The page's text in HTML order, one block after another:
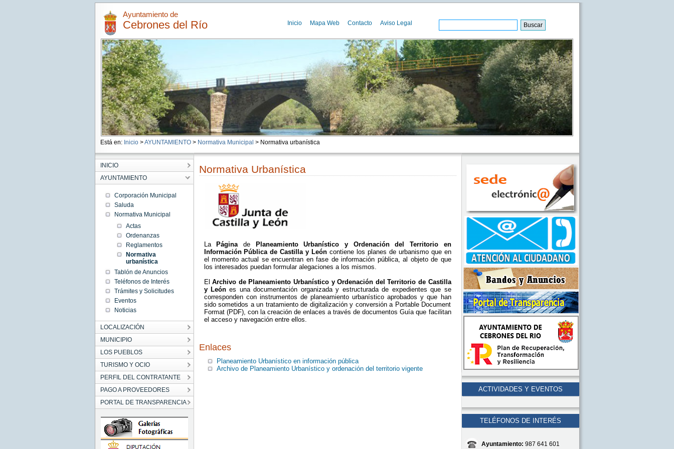
Ayuntamiento de
Cebrones del Río Inicio Mapa Web Contacto Aviso Legal
Está en: Inicio >AYUNTAMIENTO> Normativa Municipal > Normativa urbanística
INICIO
AYUNTAMIENTO
Corporación Municipal
Saluda
Normativa Municipal
Actas
Ordenanzas
Reglamentos
Normativa
urbanística
Tablón de Anuncios
Teléfonos de Interés
Trámites y Solicitudes
Eventos
Noticias
LOCALIZACIÓN
MUNICIPIO
LOS PUEBLOS
TURISMO Y OCIO
PERFIL DEL CONTRATANTE
PAGO A PROVEEDORES
PORTAL DE TRANSPARENCIA
Normativa Urbanística
La Página de
Planeamiento Urbanístico y Ordenación del Territorio en
Información Pública de Castilla y León contiene los planes de urbanismo que en
el momento actual se encuentran en fase de información pública, al objeto de que
los interesados puedan formular alegaciones a los mismos.
ElArchivo de Planeamiento Urbanístico y Ordenación del Territorio de Castilla
y Leónes una documentación organizada y estructurada de expedientes que se
corresponden con instrumentos de planeamiento urbanístico aprobados y que han
sido sometidos a un tratamiento de digitalización y conversión a Portable Document
Format (PDF), con la creación de enlaces a través de documentos Guía que facilitan
el acceso y navegación entre ellos.
Enlaces
Planeamiento Urbanístico en información pública
Archivo de Planeamiento Urbanístico y ordenación del territorio vigente
ACTIVIDADES Y EVENTOS
TELÉFONOS DE INTERÉS
Ayuntamiento: 987 641 601